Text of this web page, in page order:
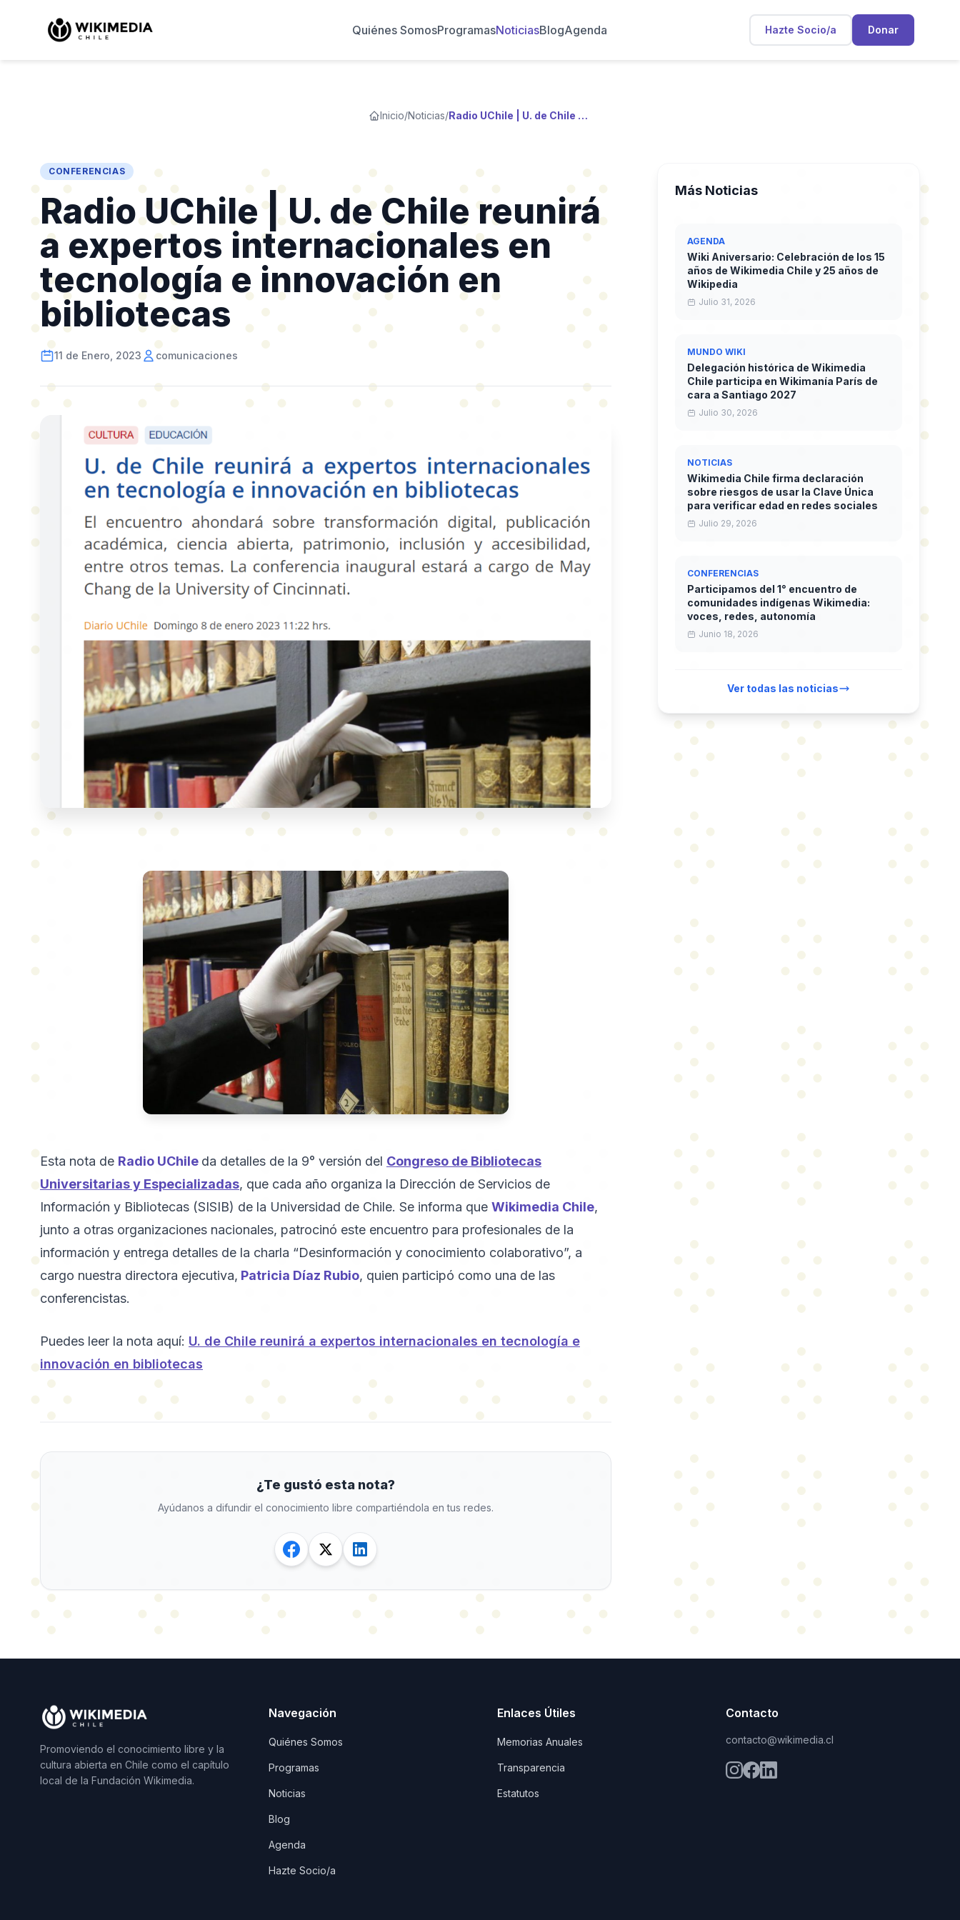
Quiénes SomosProgramasNoticiasBlogAgenda Hazte Socio/a Donar
Inicio/Noticias/ Radio UChile | U. de Chile reunirá a expertos internacionales en tecnología e innovación en bibliotecas
CONFERENCIAS
Radio UChile | U. de Chile reunirá
a expertos internacionales en
tecnología e innovación en
bibliotecas
11 de Enero, 2023 comunicaciones
Esta nota de Radio UChile da detalles de la 9° versión del Congreso de Bibliotecas
Universitarias y Especializadas, que cada año organiza la Dirección de Servicios de
Información y Bibliotecas (SISIB) de la Universidad de Chile. Se informa que Wikimedia Chile,
junto a otras organizaciones nacionales, patrocinó este encuentro para profesionales de la
información y entrega detalles de la charla “Desinformación y conocimiento colaborativo”, a
cargo nuestra directora ejecutiva, Patricia Díaz Rubio, quien participó como una de las
conferencistas.
Puedes leer la nota aquí: U. de Chile reunirá a expertos internacionales en tecnología e
innovación en bibliotecas
¿Te gustó esta nota?
Ayúdanos a difundir el conocimiento libre compartiéndola en tus redes.
Más Noticias
AGENDA
Wiki Aniversario: Celebración de los 15
años de Wikimedia Chile y 25 años de
Wikipedia
Julio 31, 2026
MUNDO WIKI
Delegación histórica de Wikimedia
Chile participa en Wikimanía París de
cara a Santiago 2027
Julio 30, 2026
NOTICIAS
Wikimedia Chile firma declaración
sobre riesgos de usar la Clave Única
para verificar edad en redes sociales
Julio 29, 2026
CONFERENCIAS
Participamos del 1° encuentro de
comunidades indígenas Wikimedia:
voces, redes, autonomía
Junio 18, 2026
Ver todas las noticias
Promoviendo el conocimiento libre y la
cultura abierta en Chile como el capítulo
local de la Fundación Wikimedia.
Navegación
Quiénes Somos
Programas
Noticias
Blog
Agenda
Hazte Socio/a
Enlaces Útiles
Memorias Anuales
Transparencia
Estatutos
Contacto
contacto@wikimedia.cl